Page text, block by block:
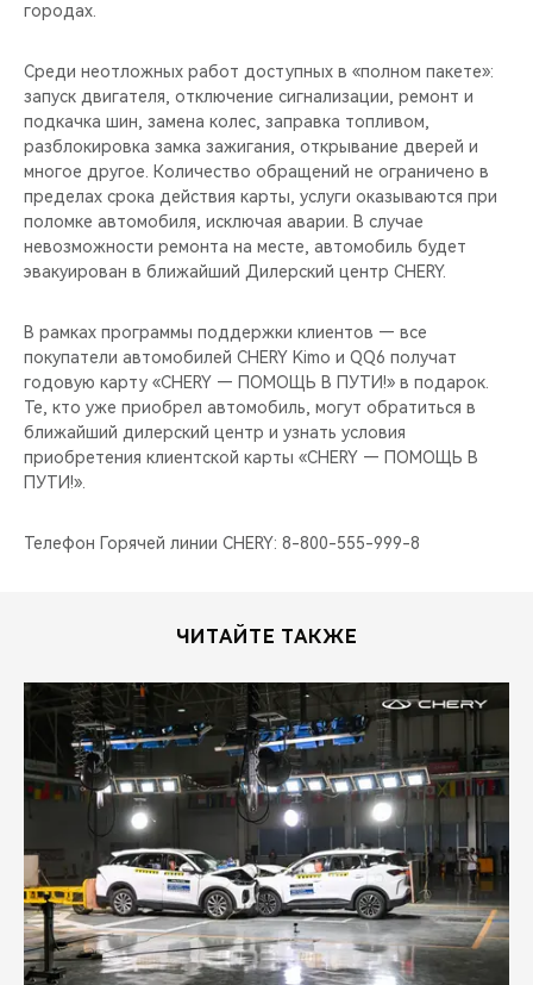
городах.
Среди неотложных работ доступных в «полном пакете»:
запуск двигателя, отключение сигнализации, ремонт и
подкачка шин, замена колес, заправка топливом,
разблокировка замка зажигания, открывание дверей и
многое другое. Количество обращений не ограничено в
пределах срока действия карты, услуги оказываются при
поломке автомобиля, исключая аварии. В случае
невозможности ремонта на месте, автомобиль будет
эвакуирован в ближайший Дилерский центр CHERY.
В рамках программы поддержки клиентов — все
покупатели автомобилей CHERY Kimo и QQ6 получат
годовую карту «CHERY — ПОМОЩЬ В ПУТИ!» в подарок.
Те, кто уже приобрел автомобиль, могут обратиться в
ближайший дилерский центр и узнать условия
приобретения клиентской карты «CHERY — ПОМОЩЬ В
ПУТИ!».
Телефон Горячей линии CHERY: 8-800-555-999-8
ЧИТАЙТЕ ТАКЖЕ